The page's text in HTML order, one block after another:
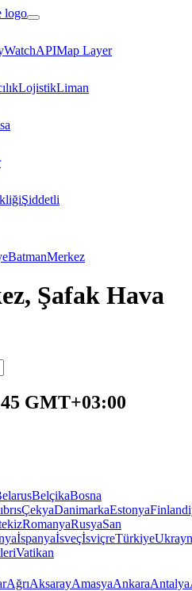
APIMap Layer
LojistikLiman
Şiddetli
BatmanMerkez
Şafak Hava
GMT+03:00
BelçikaBosna
ÇekyaDanimarkaEstonya
RomanyaRusyaSan
İspanyaİsveçİsviçreTürkiye
Vatikan
AğrıAksarayAmasyaAnkaraAntalya